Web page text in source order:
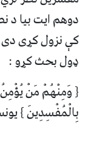
دوهم ایت بیا د
کې نزول کړی دی
ډول بحث کړو :
{ وَمِنْهُمْ مَنْ
بِالْمُفْسِدِينَ } يونس